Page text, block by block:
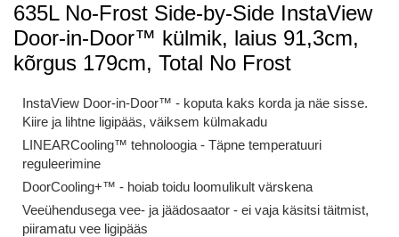
635L No-Frost Side-by-Side InstaView
Door-in-Door™ külmik, laius 91,3cm,
kõrgus 179cm, Total No Frost
InstaView️ Door-in-Door™️ - koputa kaks korda ja näe sisse.
Kiire ja lihtne ligipääs, väiksem külmakadu
LINEARCooling™ tehnoloogia - Täpne temperatuuri
reguleerimine
DoorCooling+™ - hoiab toidu loomulikult värskena
Veeühendusega vee- ja jäädosaator - ei vaja käsitsi täitmist,
piiramatu vee ligipääs